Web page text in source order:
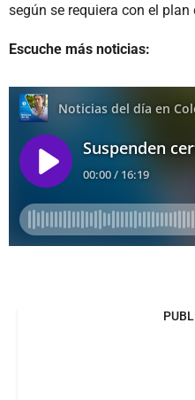
según se requiera con el plan
Escuche más noticias: